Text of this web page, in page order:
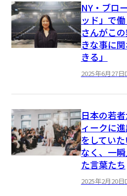
NY・ブロ
ッド」で
さんがこ
きな事に
きる」
2025年6月27日
日本の若
ィークに
をしてい
なく、一
た言葉たち
2025年2月20日